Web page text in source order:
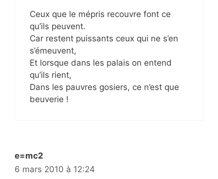
Ceux que le mépris recouvre font ce
qu’ils peuvent.
Car restent puissants ceux qui ne s’en
s’émeuvent,
Et lorsque dans les palais on entend
qu’ils rient,
Dans les pauvres gosiers, ce n’est que
beuverie !
e=mc2
6 mars 2010 à 12:24